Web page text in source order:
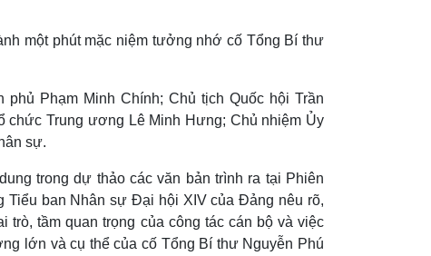
Phạm Minh Chính; Chủ tịch Quốc hội Trần
Trung ương Lê Minh Hưng; Chủ nhiệm Ủy
sự.
trong dự thảo các văn bản trình ra tại Phiên
Tiểu ban Nhân sự Đại hội XIV của Đảng nêu rõ,
trò, tầm quan trọng của công tác cán bộ và việc
lớn và cụ thể của cố Tổng Bí thư Nguyễn Phú